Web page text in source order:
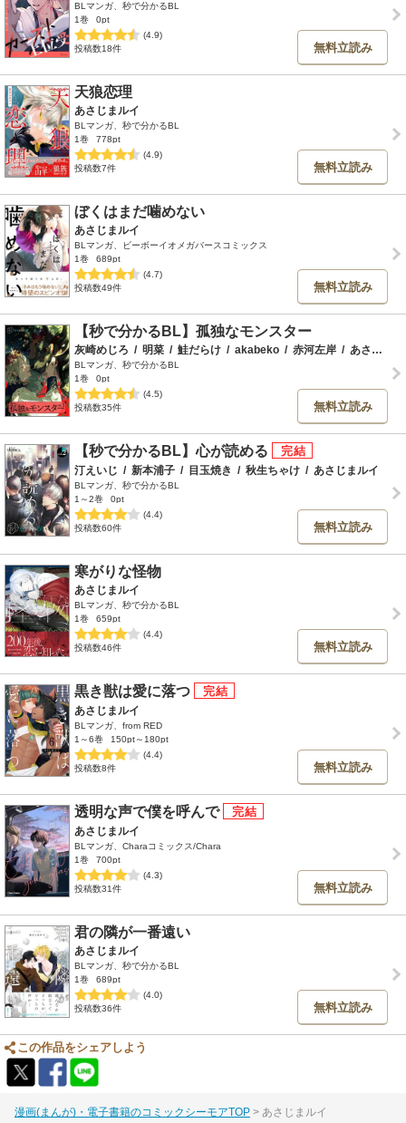
BLマンガ、秒で分かるBL
1巻
0pt
(4.9)
投稿数18件
無料立読み
天狼恋理
あさじまルイ
BLマンガ、秒で分かるBL
1巻
778pt
(4.9)
投稿数7件
無料立読み
ぼくはまだ噛めない
あさじまルイ
BLマンガ、ビーボーイオメガバースコミックス
1巻
689pt
(4.7)
投稿数49件
無料立読み
【秒で分かるBL】孤独なモンスター
灰崎めじろ / 明菜 / 鮭だらけ / akabeko / 赤河左岸 / あさじまルイ
BLマンガ、秒で分かるBL
1巻
0pt
(4.5)
投稿数35件
無料立読み
【秒で分かるBL】心が読める
汀えいじ / 新本浦子 / 目玉焼き / 秋生ちゃけ / あさじまルイ
BLマンガ、秒で分かるBL
1～2巻
0pt
(4.4)
投稿数60件
無料立読み
寒がりな怪物
あさじまルイ
BLマンガ、秒で分かるBL
1巻
659pt
(4.4)
投稿数46件
無料立読み
黒き獣は愛に落つ
あさじまルイ
BLマンガ、from RED
1～6巻
150pt～180pt
(4.4)
投稿数8件
無料立読み
透明な声で僕を呼んで
あさじまルイ
BLマンガ、Charaコミックス/Chara
1巻
700pt
(4.3)
投稿数31件
無料立読み
君の隣が一番遠い
あさじまルイ
BLマンガ、秒で分かるBL
1巻
689pt
(4.0)
投稿数36件
無料立読み
この作品をシェアしよう
漫画(まんが)・電子書籍のコミックシーモアTOP あさじまルイ